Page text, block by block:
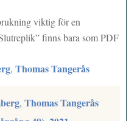
viktig för en
finns bara som PDF
,Thomas Tangerås
,Thomas Tangerås